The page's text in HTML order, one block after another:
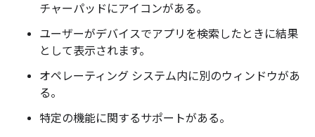
チャーパッドにアイコンがある。
ユーザーがデバイスでアプリを検索したときに結果
として表示されます。
オペレーティング システム内に別のウィンドウがあ
る。
特定の機能に関するサポートがある。